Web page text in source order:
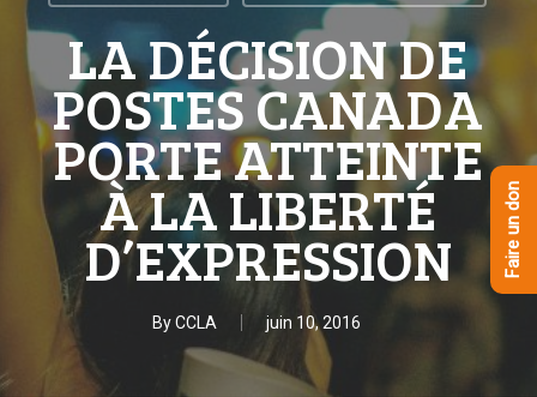
LA DÉCISION DE
POSTES CANADA
PORTE ATTEINTE
À LA LIBERTÉ
D’EXPRESSION
ByCCLA juin 10, 2016
Faire un don